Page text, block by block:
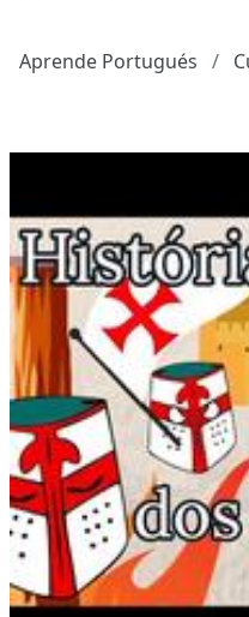
Aprende Portugués